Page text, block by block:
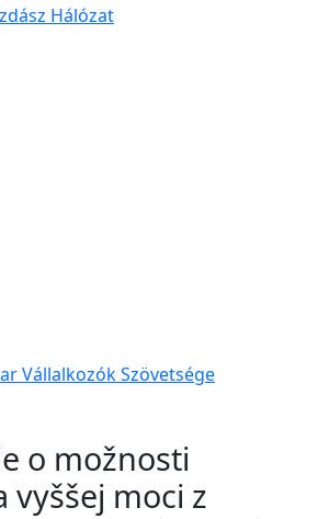
o možnosti
vyššej moci z